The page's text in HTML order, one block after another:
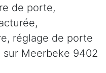
de porte,
réglage de porte
Meerbeke 9402